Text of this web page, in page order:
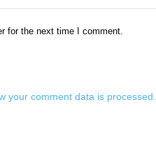
for the next time I comment.
your comment data is processed.